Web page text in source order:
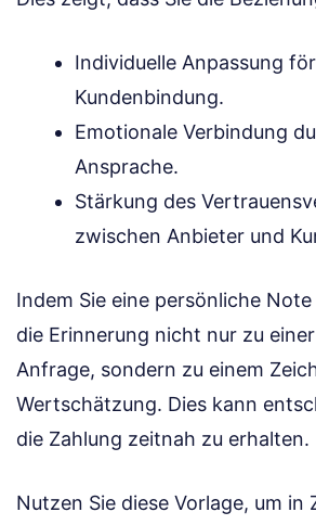
Individuelle Anpassung
Kundenbindung.
Emotionale Verbindung
Ansprache.
Stärkung des
zwischen Anbieter und
Indem Sie eine persönliche
die Erinnerung nicht nur zu
Anfrage, sondern zu einem
Wertschätzung. Dies kann
die Zahlung zeitnah zu erhalten.
Nutzen Sie diese Vorlage, um in